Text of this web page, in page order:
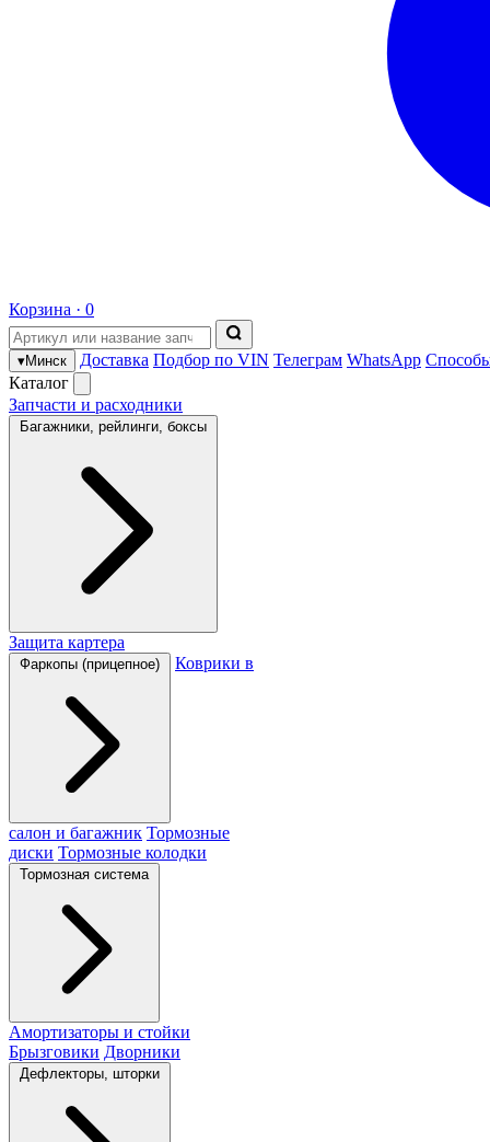
Корзина · 0
▾Минск Доставка Подбор по VIN Телеграм WhatsApp
Каталог
Запчасти и расходники
Багажники, рейлинги, боксы
Защита картера
Фаркопы (прицепное) Коврики в
салон и багажник Тормозные
диски Тормозные колодки
Тормозная система
Амортизаторы и стойки
Брызговики Дворники
Дефлекторы, шторки